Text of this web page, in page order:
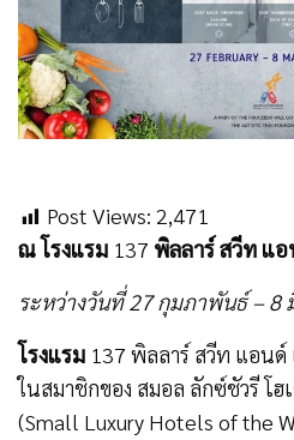
Post Views: 2,471
ณ โรงแรม 137 พิลลาร์ สวีท แอ
ระหว่างวันที่ 27 กุมภาพันธ์ – 8
โรงแรม 137 พิลลาร์ สวีท แอนด์
ในสมาชิกของ สมอล ลักซ์ชัวรี โฮ
(Small Luxury Hotels of the